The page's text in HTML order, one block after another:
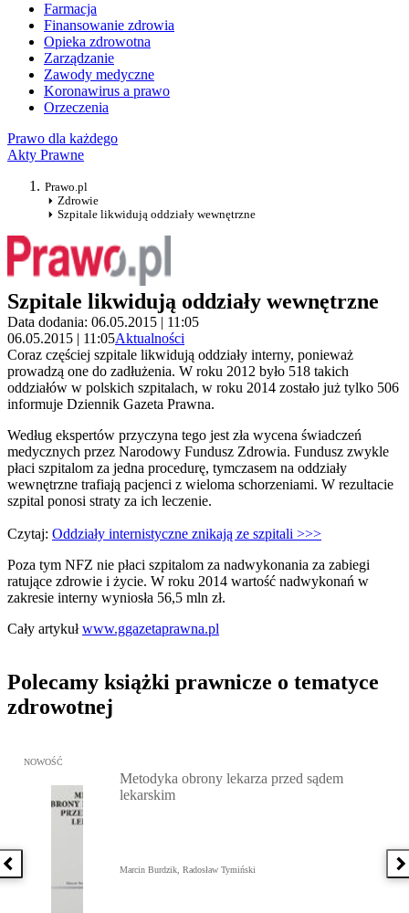
Farmacja
Finansowanie zdrowia
Opieka zdrowotna
Zarządzanie
Zawody medyczne
Koronawirus a prawo
Orzeczenia
Prawo dla każdego
Akty Prawne
Prawo.pl
Zdrowie
Szpitale likwidują oddziały wewnętrzne
Szpitale likwidują oddziały wewnętrzne
Data dodania: 06.05.2015 | 11:05
06.05.2015 | 11:05Aktualności
Coraz częściej szpitale likwidują oddziały interny, ponieważ
prowadzą one do zadłużenia. W roku 2012 było 518 takich
oddziałów w polskich szpitalach, w roku 2014 zostało już tylko 506
informuje Dziennik Gazeta Prawna.
Według ekspertów przyczyna tego jest zła wycena świadczeń
medycznych przez Narodowy Fundusz Zdrowia. Fundusz zwykle
płaci szpitalom za jedna procedurę, tymczasem na oddziały
wewnętrzne trafiają pacjenci z wieloma schorzeniami. W rezultacie
szpital ponosi straty za ich leczenie.
Czytaj: Oddziały internistyczne znikają ze szpitali >>>
Poza tym NFZ nie płaci szpitalom za nadwykonania za zabiegi
ratujące zdrowie i życie. W roku 2014 wartość nadwykonań w
zakresie interny wyniosła 56,5 mln zł.
Cały artykułwww.ggazetaprawna.pl
Polecamy książki prawnicze o tematyce
zdrowotnej
Poprzednia książka
Przejdź do: Metodyka obrony lekarza przed sądem lekarskim,
NOWOŚĆ
Metodyka obrony lekarza przed sądem
lekarskim
Marcin Burdzik, Radosław Tymiński